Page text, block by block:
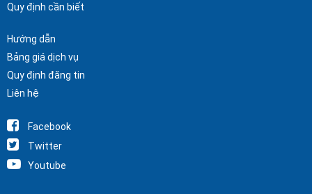
Quy định cần biết
Hướng dẫn
Bảng giá dịch vụ
Quy định đăng tin
Liên hệ
Facebook
Twitter
Youtube